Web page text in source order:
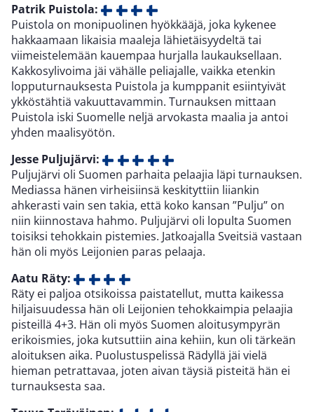
Patrik Puistola:
Puistola on monipuolinen hyökkääjä, joka kykenee
hakkaamaan likaisia maaleja lähietäisyydeltä tai
viimeistelemään kauempaa hurjalla laukauksellaan.
Kakkosylivoima jäi vähälle peliajalle, vaikka etenkin
lopputurnauksesta Puistola ja kumppanit esiintyivät
ykköstähtiä vakuuttavammin. Turnauksen mittaan
Puistola iski Suomelle neljä arvokasta maalia ja antoi
yhden maalisyötön.
Jesse Puljujärvi:
Puljujärvi oli Suomen parhaita pelaajia läpi turnauksen.
Mediassa hänen virheisiinsä keskityttiin liiankin
ahkerasti vain sen takia, että koko kansan ”Pulju” on
niin kiinnostava hahmo. Puljujärvi oli lopulta Suomen
toisiksi tehokkain pistemies. Jatkoajalla Sveitsiä vastaan
hän oli myös Leijonien paras pelaaja.
Aatu Räty:
Räty ei paljoa otsikoissa paistatellut, mutta kaikessa
hiljaisuudessa hän oli Leijonien tehokkaimpia pelaajia
pisteillä 4+3. Hän oli myös Suomen aloitusympyrän
erikoismies, joka kutsuttiin aina kehiin, kun oli tärkeän
aloituksen aika. Puolustuspelissä Rädyllä jäi vielä
hieman petrattavaa, joten aivan täysiä pisteitä hän ei
turnauksesta saa.